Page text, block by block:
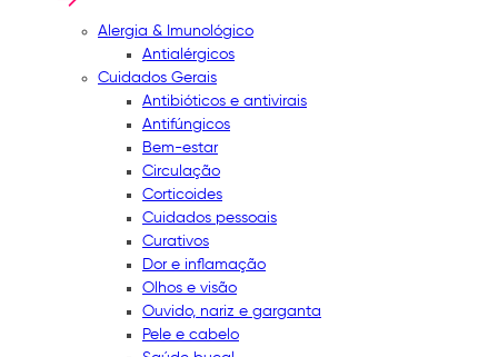
Alergia & Imunológico
Antialérgicos
Cuidados Gerais
Antibióticos e antivirais
Antifúngicos
Bem-estar
Circulação
Corticoides
Cuidados pessoais
Curativos
Dor e inflamação
Olhos e visão
Ouvido, nariz e garganta
Pele e cabelo